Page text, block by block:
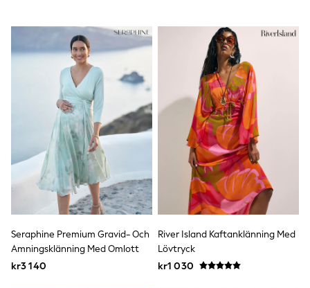
50 - 92cm
98 - 110cm
116 - 134cm
140 - 174cm
Trending: Top & Short Sets
Trending: Clogs
Toy Story
Pokemon
Spiderman
THE SET
Shop All Clothing
Coats & Jackets
T-Shirts
Sets & Outfits
Sweatshirts & Hoodies
Jumpers & Knitwear
Joggers
Shirts
Seraphine Premium Gravid- Och
Amningsklänning Med Omlott
kr3 140
River Island Kaftanklänning Med
Lövtryck
kr1 030